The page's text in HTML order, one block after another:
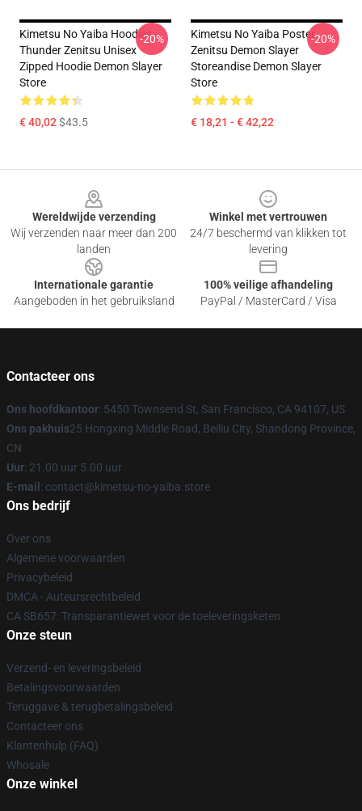
Kimetsu No Yaiba Hoodies -
Thunder Zenitsu Unisex
Zipped Hoodie Demon Slayer
Store
€ 40,02$43.5
-20%
Kimetsu No Yaiba Poster
Zenitsu Demon Slayer
Storeandise Demon Slayer
Store
€ 18,21 - € 42,22
-20%
Wereldwijde verzending
Wij verzenden naar meer dan 200
landen
Winkel met vertrouwen
24/7 beschermd van klikken tot
levering
Internationale garantie
Aangeboden in het gebruiksland
100% veilige afhandeling
PayPal / MasterCard / Visa
Contacteer ons
Ons hoofdkantoor: 5450 Townsend St, San Francisco, CA 94107, US
Ons pakhuis25 Hongxing Middle Road, Beiliu City, Shandong Province,
CN
Uur: 21.00 uur 5.00 uur
E-mail : contact@kimetsu-no-yaiba.store
Ons bedrijf
Over ons
Algemene voorwaarden
Privacybeleid
DMCA - Auteursrechtbeleid
CA SB657: Transparantiewet voor de toeleveringsketen
Onze steun
Verzend- en leveringsbeleid
Betalingsvoorwaarden
Teruggave & terugbetalingsbeleid
Contacteer ons
Klantenhulp (FAQ)
Whosale
Onze winkel